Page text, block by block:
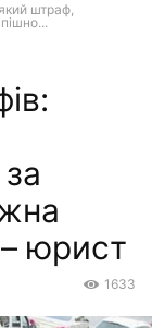
штраф,
юрист
1633